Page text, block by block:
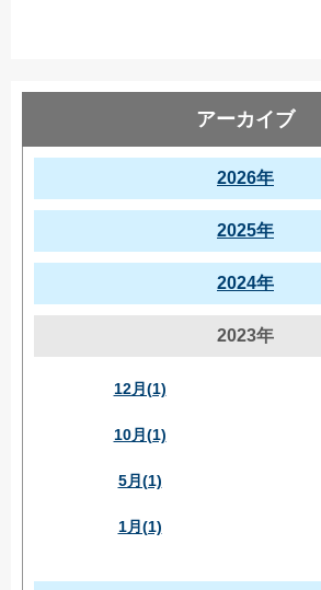
アーカイブ
2026年
2025年
2024年
2023年
12月(1)
10月(1)
5月(1)
1月(1)